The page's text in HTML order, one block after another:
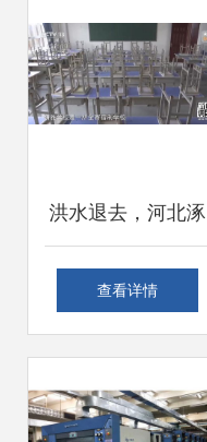
关键环节
洪水退去，河北涿
州稳步复苏 记者实
装调试服务助力重
查看详情